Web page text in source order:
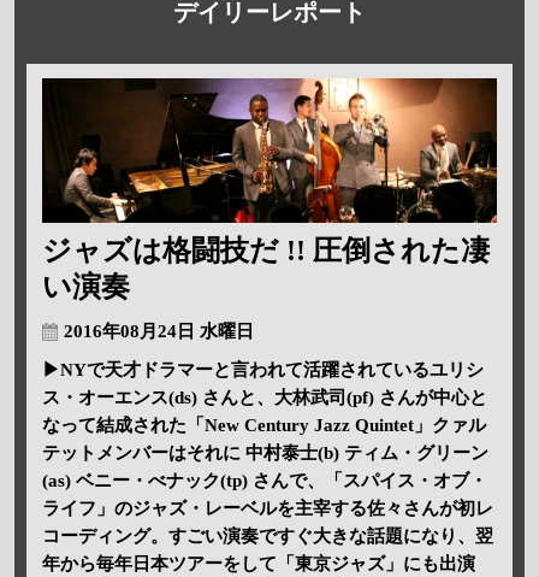
デイリーレポート
ジャズは格闘技だ !! 圧倒された凄
い演奏
2016年08月24日 水曜日
▶NYで天才ドラマーと言われて活躍されているユリシ
ス・オーエンス(ds) さんと、大林武司(pf) さんが中心と
なって結成された「New Century Jazz Quintet」クァル
テットメンバーはそれに 中村泰士(b) ティム・グリーン
(as) ベニー・べナック(tp) さんで、「スパイス・オブ・
ライフ」のジャズ・レーベルを主宰する佐々さんが初レ
コーディング。すごい演奏ですぐ大きな話題になり、翌
年から毎年日本ツアーをして「東京ジャズ」にも出演